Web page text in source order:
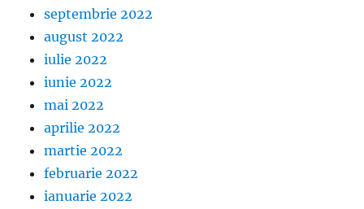
septembrie 2022
august 2022
iulie 2022
iunie 2022
mai 2022
aprilie 2022
martie 2022
februarie 2022
ianuarie 2022